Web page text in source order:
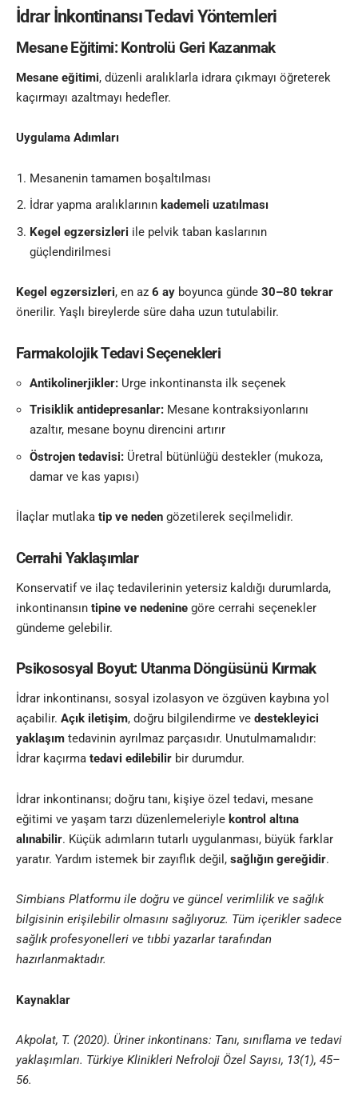
İdrar İnkontinansı Tedavi Yöntemleri
Mesane Eğitimi: Kontrolü Geri Kazanmak
Mesane eğitimi, düzenli aralıklarla idrara çıkmayı öğreterek
kaçırmayı azaltmayı hedefler.
Uygulama Adımları
Mesanenin tamamen boşaltılması
İdrar yapma aralıklarının kademeli uzatılması
Kegel egzersizleri ile pelvik taban kaslarının
güçlendirilmesi
Kegel egzersizleri, en az 6 ay boyunca günde 30–80 tekrar
önerilir. Yaşlı bireylerde süre daha uzun tutulabilir.
Farmakolojik Tedavi Seçenekleri
Antikolinerjikler: Urge inkontinansta ilk seçenek
Trisiklik antidepresanlar: Mesane kontraksiyonlarını
azaltır, mesane boynu direncini artırır
Östrojen tedavisi: Üretral bütünlüğü destekler (mukoza,
damar ve kas yapısı)
İlaçlar mutlaka tip ve neden gözetilerek seçilmelidir.
Cerrahi Yaklaşımlar
Konservatif ve ilaç tedavilerinin yetersiz kaldığı durumlarda,
inkontinansın tipine ve nedenine göre cerrahi seçenekler
gündeme gelebilir.
Psikososyal Boyut: Utanma Döngüsünü Kırmak
İdrar inkontinansı, sosyal izolasyon ve özgüven kaybına yol
açabilir. Açık iletişim, doğru bilgilendirme ve destekleyici
yaklaşım tedavinin ayrılmaz parçasıdır. Unutulmamalıdır:
İdrar kaçırma tedavi edilebilir bir durumdur.
İdrar inkontinansı; doğru tanı, kişiye özel tedavi, mesane
eğitimi ve yaşam tarzı düzenlemeleriyle kontrol altına
alınabilir. Küçük adımların tutarlı uygulanması, büyük farklar
yaratır. Yardım istemek bir zayıflık değil, sağlığın gereğidir.
Simbians Platformu ile doğru ve güncel verimlilik ve sağlık
bilgisinin erişilebilir olmasını sağlıyoruz. Tüm içerikler sadece
sağlık profesyonelleri ve tıbbi yazarlar tarafından
hazırlanmaktadır.
Kaynaklar
Akpolat, T. (2020). Üriner inkontinans: Tanı, sınıflama ve tedavi
yaklaşımları. Türkiye Klinikleri Nefroloji Özel Sayısı, 13(1), 45–
56.